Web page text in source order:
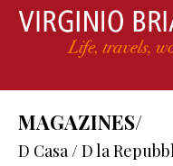
MAGAZINES/
D Casa / D la